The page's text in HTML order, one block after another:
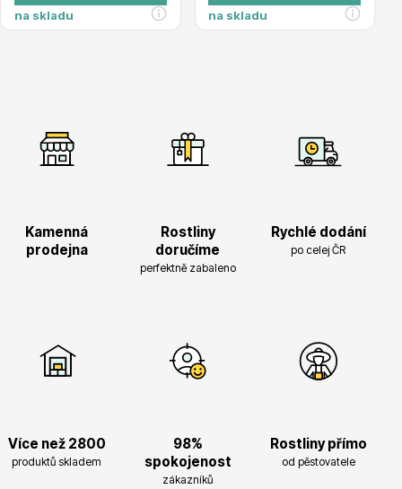
Popínavé rostliny
Bambusy
na skladu na skladu
Kamenná
prodejna
Rostliny
doručíme
perfektně zabaleno
Rychlé dodání
po celej ČR
Více než 2800
produktů skladem
98%
spokojenost
zákazníků
Rostliny přímo
od pěstovatele